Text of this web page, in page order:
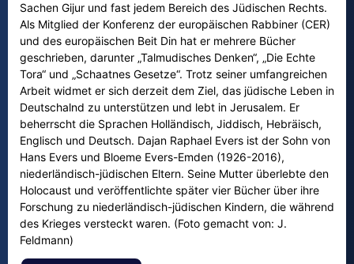
Sachen Gijur und fast jedem Bereich des Jüdischen Rechts.
Als Mitglied der Konferenz der europäischen Rabbiner (CER)
und des europäischen Beit Din hat er mehrere Bücher
geschrieben, darunter „Talmudisches Denken“, „Die Echte
Tora“ und „Schaatnes Gesetze“. Trotz seiner umfangreichen
Arbeit widmet er sich derzeit dem Ziel, das jüdische Leben in
Deutschalnd zu unterstützen und lebt in Jerusalem. Er
beherrscht die Sprachen Holländisch, Jiddisch, Hebräisch,
Englisch und Deutsch. Dajan Raphael Evers ist der Sohn von
Hans Evers und Bloeme Evers-Emden (1926-2016),
niederländisch-jüdischen Eltern. Seine Mutter überlebte den
Holocaust und veröffentlichte später vier Bücher über ihre
Forschung zu niederländisch-jüdischen Kindern, die während
des Krieges versteckt waren. (Foto gemacht von: J.
Feldmann)